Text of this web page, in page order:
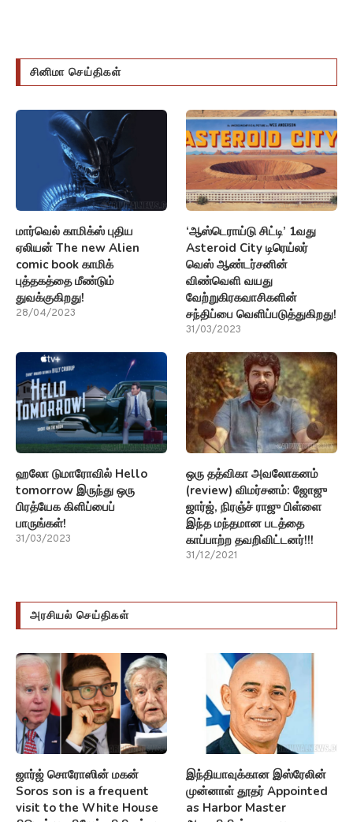
சினிமா செய்திகள்
மார்வெல் காமிக்ஸ் புதிய
ஏலியன் The new Alien
comic book காமிக்
புத்தகத்தை மீண்டும்
துவக்குகிறது!
28/04/2023
‘ஆஸ்டெராய்டு சிட்டி’ 1வது
Asteroid City டிரெய்லர்
வெஸ் ஆண்டர்சனின்
விண்வெளி வயது
வேற்றுகிரகவாசிகளின்
சந்திப்பை வெளிப்படுத்துகிறது!
31/03/2023
ஹலோ டுமாரோவில் Hello
tomorrow இருந்து ஒரு
பிரத்யேக கிளிப்பைப்
பாருங்கள்!
31/03/2023
ஒரு தத்விகா அவலோகனம்
(review) விமர்சனம்: ஜோஜு
ஜார்ஜ், நிரஞ்ச் ராஜு பிள்ளை
இந்த மந்தமான படத்தை
காப்பாற்ற தவறிவிட்டனர்!!!
31/12/2021
அரசியல் செய்திகள்
ஜார்ஜ் சொரோஸின் மகன்
Soros son is a frequent
visit to the White House
இந்தியாவுக்கான இஸ்ரேலின்
முன்னாள் தூதர் Appointed
as Harbor Master